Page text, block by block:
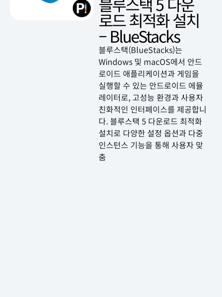
로드 최적화 설치
– BlueStacks
블루스택(BlueStacks)는
Windows 및 macOS에서 안드
로이드 애플리케이션과 게임을
실행할 수 있는 안드로이드 에뮬
레이터로, 고성능 환경과 사용자
친화적인 인터페이스를 제공합니
다. 블루스택 5 다운로드 최적화
설치로 다양한 설정 옵션과 다중
인스턴스 기능을 통해 사용자 맞
춤